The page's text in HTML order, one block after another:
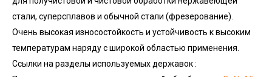
стали, суперсплавов и обычной стали (фрезерование).
Очень высокая износостойкость и устойчивость к высоким
температурам наряду с широкой областью применения.
Ссылки на разделы используемых державок :